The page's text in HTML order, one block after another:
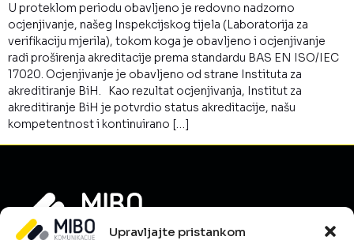
Upravljajte pristankom
U proteklom periodu obavljeno je redovno nadzorno
ocjenjivanje, našeg Inspekcijskog tijela (Laboratorija za
verifikaciju mjerila), tokom koga je obavljeno i ocjenjivanje
radi proširenja akreditacije prema standardu BAS EN ISO/IEC
17020. Ocjenjivanje je obavljeno od strane Instituta za
akreditiranje BiH. Kao rezultat ocjenjivanja, Institut za
akreditiranje BiH je potvrdio status akreditacije, našu
kompetentnost i kontinuirano […]